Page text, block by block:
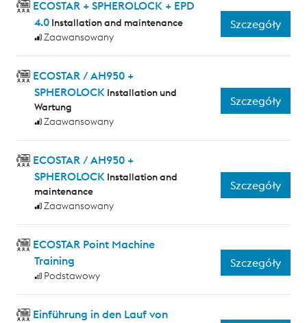
ECOSTAR + SPHEROLOCK + EPD
4.0 Installation and maintenance
Zaawansowany
Szczegóły
ECOSTAR / AH950 +
SPHEROLOCK Installation und
Wartung
Zaawansowany
Szczegóły
ECOSTAR / AH950 +
SPHEROLOCK Installation and
maintenance
Zaawansowany
Szczegóły
ECOSTAR Point Machine
Training
Podstawowy
Szczegóły
Einführung in den Lauf von